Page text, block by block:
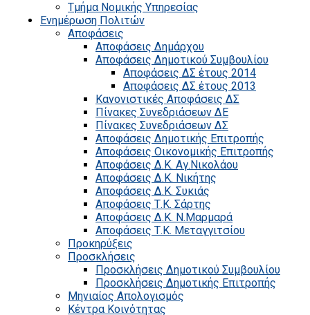
Τμήμα Νομικής Υπηρεσίας
Ενημέρωση Πολιτών
Αποφάσεις
Αποφάσεις Δημάρχου
Αποφάσεις Δημοτικού Συμβουλίου
Αποφάσεις ΔΣ έτους 2014
Αποφάσεις ΔΣ έτους 2013
Κανονιστικές Αποφάσεις ΔΣ
Πίνακες Συνεδριάσεων ΔΕ
Πίνακες Συνεδριάσεων ΔΣ
Αποφάσεις Δημοτικής Επιτροπής
Αποφάσεις Οικονομικής Επιτροπής
Αποφάσεις Δ.Κ. Αγ.Νικολάου
Αποφάσεις Δ.Κ. Νικήτης
Αποφάσεις Δ.Κ. Συκιάς
Αποφάσεις Τ.Κ. Σάρτης
Αποφάσεις Δ.Κ. Ν.Μαρμαρά
Αποφάσεις Τ.Κ. Μεταγγιτσίου
Προκηρύξεις
Προσκλήσεις
Προσκλήσεις Δημοτικού Συμβουλίου
Προσκλήσεις Δημοτικής Επιτροπής
Μηνιαίος Απολογισμός
Κέντρα Κοινότητας